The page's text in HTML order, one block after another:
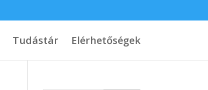
Tudástár Elérhetőségek